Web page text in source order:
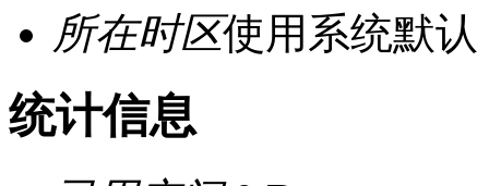
所在时区使用系统默认
统计信息